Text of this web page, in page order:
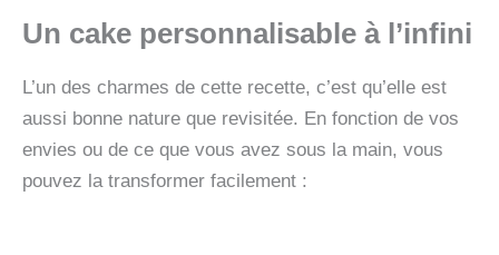
Un cake personnalisable à l’infini
L’un des charmes de cette recette, c’est qu’elle est
aussi bonne nature que revisitée. En fonction de vos
envies ou de ce que vous avez sous la main, vous
pouvez la transformer facilement :